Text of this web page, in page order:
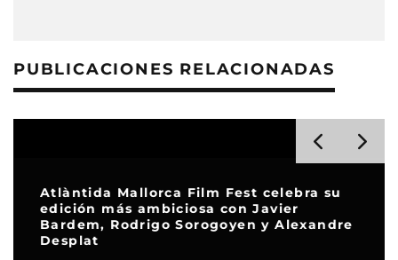
PUBLICACIONES RELACIONADAS
Atlàntida Mallorca Film Fest celebra su
edición más ambiciosa con Javier
Bardem, Rodrigo Sorogoyen y Alexandre
Desplat